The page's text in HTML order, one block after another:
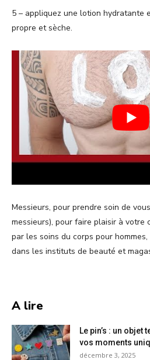
5 – appliquez une lotion hydratante
propre et sèche.
Messieurs, pour prendre soin de
messieurs), pour faire plaisir à votre
par les soins du corps pour
dans les instituts de beauté et
A lire
Le pin’s : un
vos moments
décembre 3, 2025